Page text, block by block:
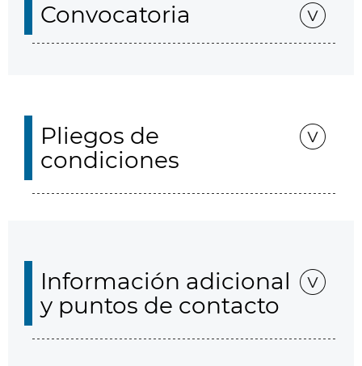
Convocatoria
Pliegos de
condiciones
Información adicional
y puntos de contacto